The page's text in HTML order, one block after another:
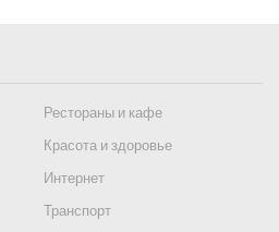
Рестораны и кафе
Красота и здоровье
Интернет
Транспорт